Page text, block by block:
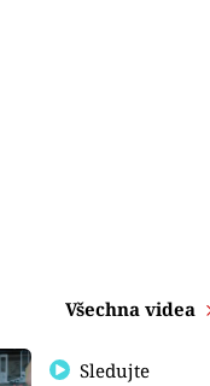
Všechna videa
Sledujte